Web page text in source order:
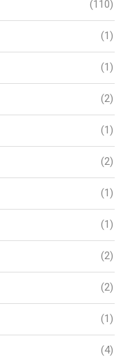
(110)
(1)
(1)
(2)
(1)
(2)
(1)
(1)
(2)
(2)
(1)
(4)